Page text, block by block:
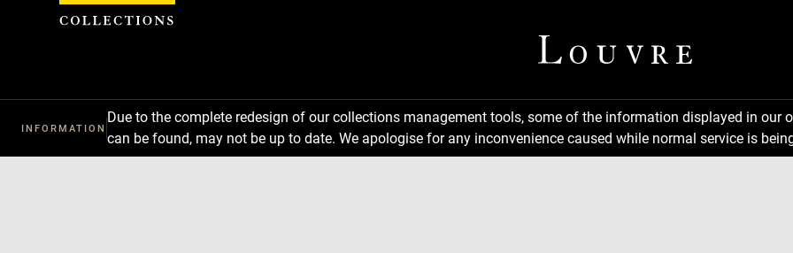
INFORMATION
Due to the complete redesign of our collections management tools, some of the information displayed in
can be found, may not be up to date. We apologise for any inconvenience caused while normal service is
Cookies management panel